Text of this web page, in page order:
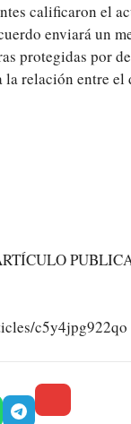
calificaron el
enviará un
protegidas por
la relación entre
c5y4jpg922qo